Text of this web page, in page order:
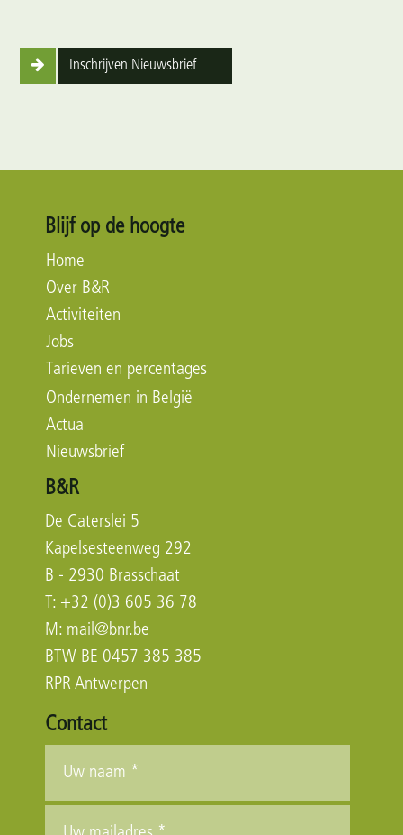
Inschrijven Nieuwsbrief
Blijf op de hoogte
Home
Over B&R
Activiteiten
Jobs
Tarieven en percentages
Ondernemen in België
Actua
Nieuwsbrief
B&R
De Caterslei 5
Kapelsesteenweg 292
B - 2930 Brasschaat
T: +32 (0)3 605 36 78
M: mail@bnr.be
BTW BE 0457 385 385
RPR Antwerpen
Contact